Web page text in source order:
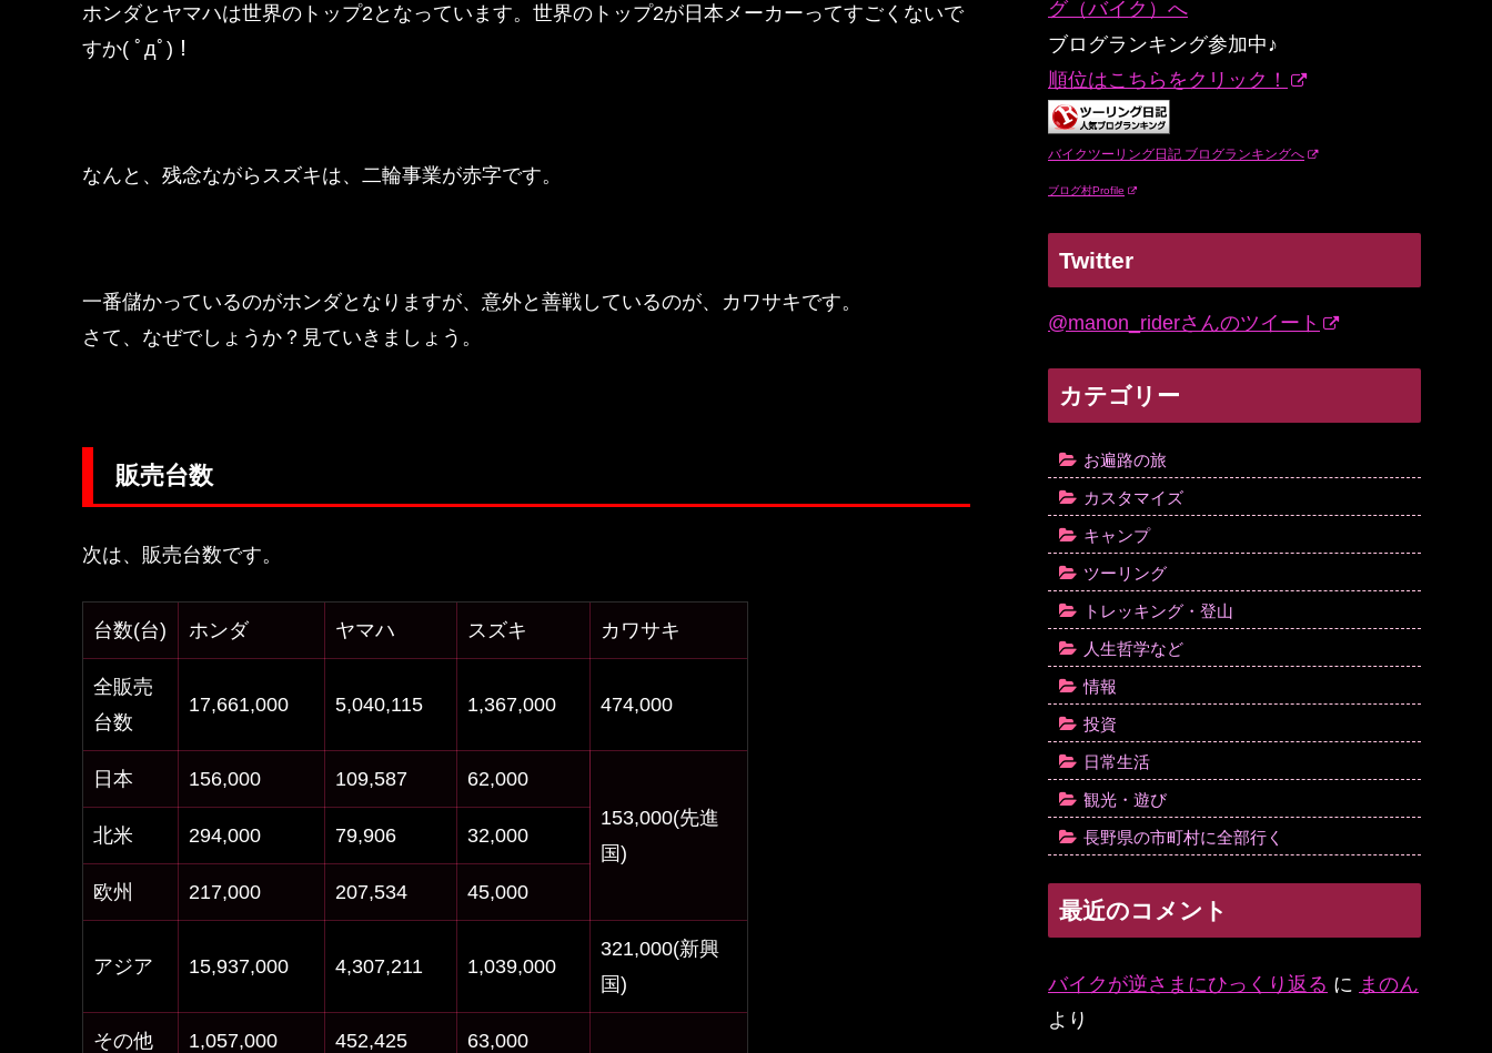
ホンダとヤマハは世界のトップ2となっています。世界のトップ2が日本メーカーってすごくないで
すか( ﾟдﾟ)！
なんと、残念ながらスズキは、二輪事業が赤字です。
一番儲かっているのがホンダとなりますが、意外と善戦しているのが、カワサキです。
さて、なぜでしょうか？見ていきましょう。
販売台数
次は、販売台数です。
台数(台) ホンダ ヤマハ スズキ カワサキ
全販売
台数
17,661,000 5,040,115 1,367,000 474,000
日本 156,000 109,587
62,000
153,000(先進
国)
北米 294,000 79,906 32,000
欧州 217,000 207,534 45,000
アジア 15,937,000 4,307,211 1,039,000
321,000(新興
国)
その他 1,057,000 452,425 63,000
ブログランキング参加中♪
順位はこちらをクリック！
バイクツーリング日記 ブログランキングへ
ブログ村Profile
Twitter
@manon_riderさんのツイート
カテゴリー
お遍路の旅
カスタマイズ
キャンプ
ツーリング
トレッキング・登山
人生哲学など
情報
投資
日常生活
観光・遊び
長野県の市町村に全部行く
最近のコメント
バイクが逆さまにひっくり返る に まのん
より